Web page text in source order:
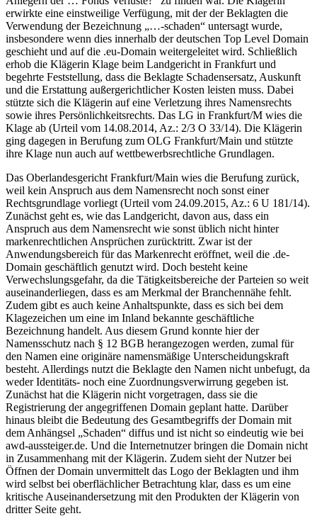
erwirkte eine einstweilige Verfügung, mit der der Beklagten die
Verwendung der Bezeichnung „…-schaden“ untersagt wurde,
insbesondere wenn dies innerhalb der deutschen Top Level Domain
geschieht und auf die .eu-Domain weitergeleitet wird. Schließlich
erhob die Klägerin Klage beim Landgericht in Frankfurt und
begehrte Feststellung, dass die Beklagte Schadensersatz, Auskunft
und die Erstattung außergerichtlicher Kosten leisten muss. Dabei
stützte sich die Klägerin auf eine Verletzung ihres Namensrechts
sowie ihres Persönlichkeitsrechts. Das LG in Frankfurt/M wies die
Klage ab (Urteil vom 14.08.2014, Az.: 2/3 O 33/14). Die Klägerin
ging dagegen in Berufung zum OLG Frankfurt/Main und stützte
ihre Klage nun auch auf wettbewerbsrechtliche Grundlagen.
Das Oberlandesgericht Frankfurt/Main wies die Berufung zurück,
weil kein Anspruch aus dem Namensrecht noch sonst einer
Rechtsgrundlage vorliegt (Urteil vom 24.09.2015, Az.: 6 U 181/14).
Zunächst geht es, wie das Landgericht, davon aus, dass ein
Anspruch aus dem Namensrecht wie sonst üblich nicht hinter
markenrechtlichen Ansprüchen zurücktritt. Zwar ist der
Anwendungsbereich für das Markenrecht eröffnet, weil die .de-
Domain geschäftlich genutzt wird. Doch besteht keine
Verwechslungsgefahr, da die Tätigkeitsbereiche der Parteien so weit
auseinanderliegen, dass es am Merkmal der Branchennähe fehlt.
Zudem gibt es auch keine Anhaltspunkte, dass es sich bei dem
Klagezeichen um eine im Inland bekannte geschäftliche
Bezeichnung handelt. Aus diesem Grund konnte hier der
Namensschutz nach § 12 BGB herangezogen werden, zumal für
den Namen eine originäre namensmäßige Unterscheidungskraft
besteht. Allerdings nutzt die Beklagte den Namen nicht unbefugt, da
weder Identitäts- noch eine Zuordnungsverwirrung gegeben ist.
Zunächst hat die Klägerin nicht vorgetragen, dass sie die
Registrierung der angegriffenen Domain geplant hatte. Darüber
hinaus bleibt die Bedeutung des Gesamtbegriffs der Domain mit
dem Anhängsel „Schaden“ diffus und ist nicht so eindeutig wie bei
awd-aussteiger.de. Und die Internetnutzer bringen die Domain nicht
in Zusammenhang mit der Klägerin. Zudem sieht der Nutzer bei
Öffnen der Domain unvermittelt das Logo der Beklagten und ihm
wird selbst bei oberflächlicher Betrachtung klar, dass es um eine
kritische Auseinandersetzung mit den Produkten der Klägerin von
dritter Seite geht.